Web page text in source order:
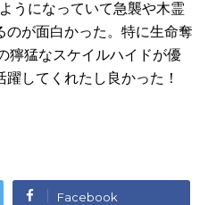
うになっていて急襲や木霊
のが面白かった。特に生命奪
獰猛なスケイルハイドが優
してくれたし良かった！
Facebook